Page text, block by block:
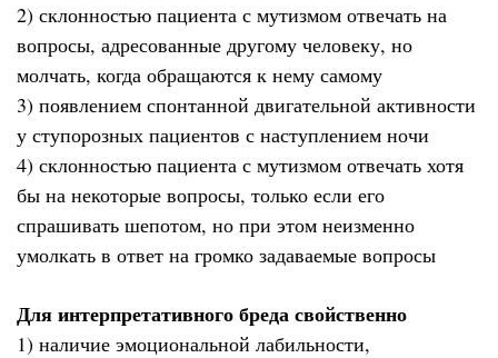
2) склонностью пациента с мутизмом отвечать на
вопросы, адресованные другому человеку, но
молчать, когда обращаются к нему самому
3) появлением спонтанной двигательной активности
у ступорозных пациентов с наступлением ночи
4) склонностью пациента с мутизмом отвечать хотя
бы на некоторые вопросы, только если его
спрашивать шепотом, но при этом неизменно
умолкать в ответ на громко задаваемые вопросы
Для интерпретативного бреда свойственно
1) наличие эмоциональной лабильности,